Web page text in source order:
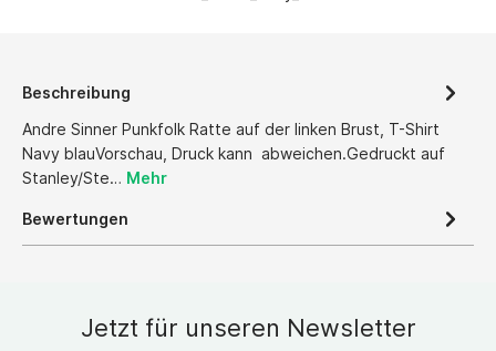
Beschreibung
Andre Sinner Punkfolk Ratte auf der linken Brust, T-Shirt
Navy blauVorschau, Druck kann abweichen.Gedruckt auf
Stanley/Ste… Mehr
Bewertungen
Jetzt für unseren Newsletter